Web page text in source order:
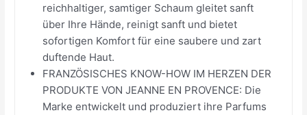
reichhaltiger, samtiger Schaum gleitet sanft
über Ihre Hände, reinigt sanft und bietet
sofortigen Komfort für eine saubere und zart
duftende Haut.
FRANZÖSISCHES KNOW-HOW IM HERZEN DER
PRODUKTE VON JEANNE EN PROVENCE: Die
Marke entwickelt und produziert ihre Parfums